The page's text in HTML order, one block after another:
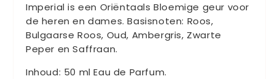
Imperial is een Oriëntaals Bloemige geur voor
de heren en dames. Basisnoten: Roos,
Bulgaarse Roos, Oud, Ambergris, Zwarte
Peper en Saffraan.
Inhoud: 50 ml Eau de Parfum.